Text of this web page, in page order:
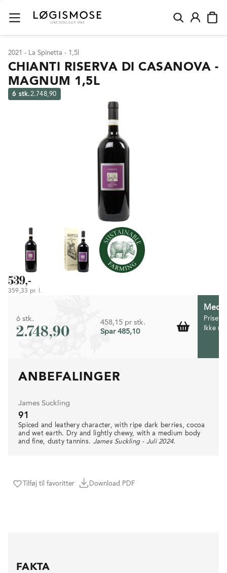
Tilføj til favoritter Download PDF
2021 - La Spinetta - 1,5l
CHIANTI RISERVA DI CASANOVA -
MAGNUM 1,5L
6 stk.2.748,90
539,-
359,33 pr. l.
6 stk.
2.748,90
458,15 pr stk.
Spar 485,10
Prisen
Ikke
ANBEFALINGER
James Suckling
91
Spiced and leathery character, with ripe dark berries, cocoa
and wet earth. Dry and lightly chewy, with a medium body
and fine, dusty tannins. James Suckling - Juli 2024.
FAKTA